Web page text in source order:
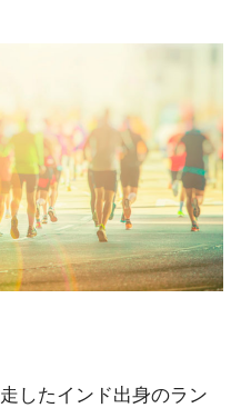
したインド出身のラン